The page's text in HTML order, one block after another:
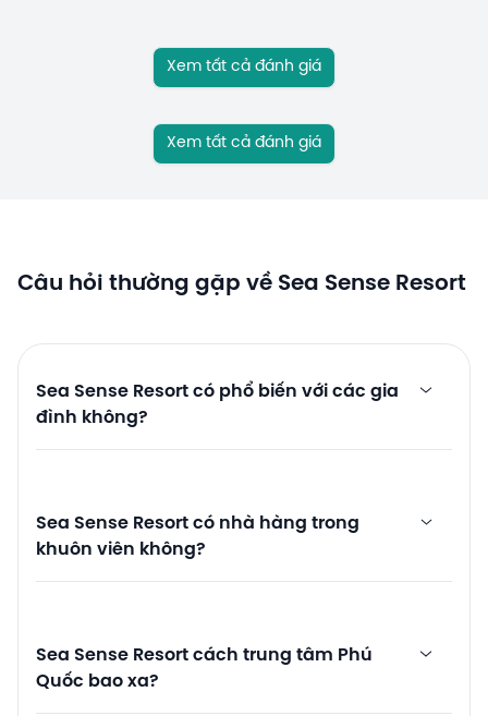
Xem tất cả đánh giá
Xem tất cả đánh giá
Câu hỏi thường gặp về Sea Sense Resort
Sea Sense Resort có phổ biến với các gia
đình không?
Sea Sense Resort có nhà hàng trong
khuôn viên không?
Sea Sense Resort cách trung tâm Phú
Quốc bao xa?